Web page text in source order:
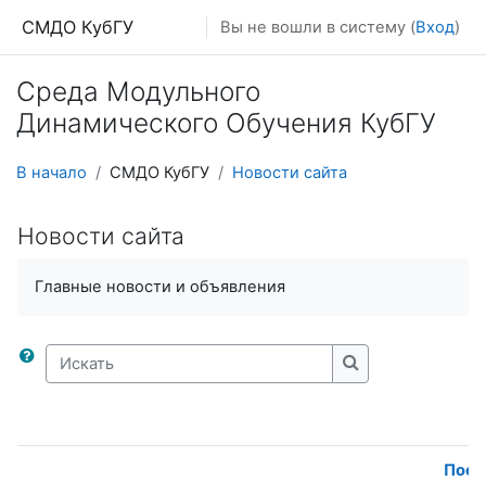
СМДО КубГУ Вы не вошли в систему (Вход)
Среда Модульного
Динамического Обучения КубГУ
В начало СМДО КубГУ Новости сайта
Новости сайта
Главные новости и объявления
Искать
Искать